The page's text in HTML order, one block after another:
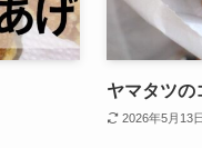
ヤマタツの
2026年5月13日